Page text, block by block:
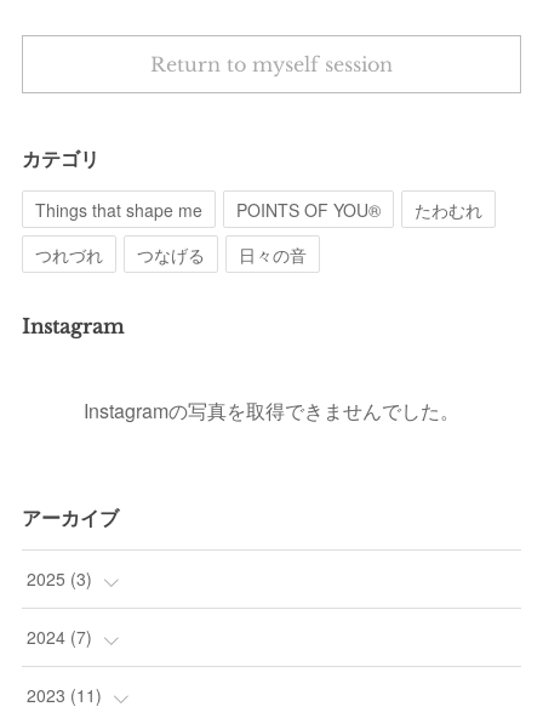
Return to myself session
カテゴリ
Things that shape me POINTS OF YOU®︎
たわむれ
つれづれ
つなげる 日々の音
Instagram
Instagramの写真を取得できませんでした。
アーカイブ
2025 (3)
(1
( 1)
2024 (7)
( 1)
2023 (11)